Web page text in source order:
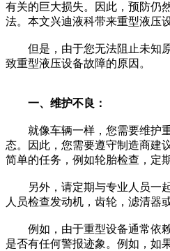
有关的巨大损失。因此，预防仍
法。本文兴迪液科带来重型液压
但是，由于您无法阻止未知原
致重型液压设备故障的原因。
一、维护不良：
就像车辆一样，您需要维护重
态。因此，您需要遵守制造商建
简单的任务，例如轮胎检查，定
另外，请定期与专业人员一起
人员检查发动机，齿轮，滤清器
例如，由于重型设备通常依赖
是否有任何警报迹象。例如，如